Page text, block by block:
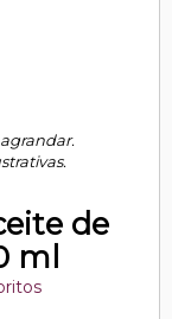
de
ml